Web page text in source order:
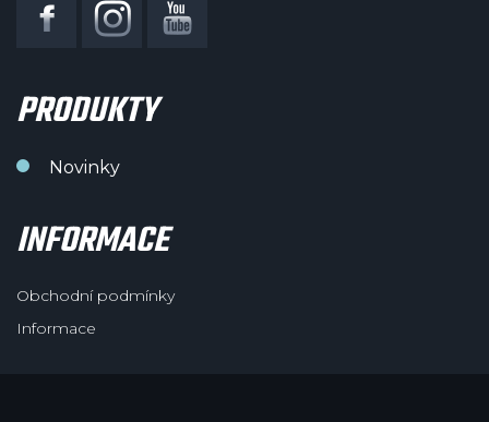
PRODUKTY
Novinky
INFORMACE
Obchodní podmínky
Informace